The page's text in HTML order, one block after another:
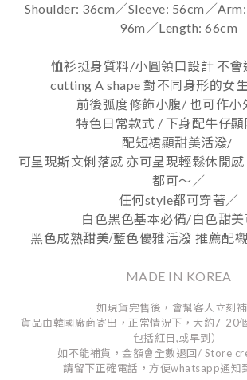
Shoulder: 36cm／Sleeve: 56cm／
96m／Length: 66cm
恤衫挺身質料/小圓領口設計 不會
cutting A shape 對不同身形的女
前後弧度修飾小腹/ 也可作小
特色日常款式 / 下身配牛仔
配短裙顯甜美活潑/
可呈現斯文俐落感 亦可呈現輕鬆休閒
都可～／
任何style都可穿著／
白色黑色基本必備/白色甜
黑色成熟甜美/藍色優雅活潑 推薦配
MADE IN KOREA
如現貨完售後，會幫客人立刻
貨品由韓國廠商寄出，正常情況下，大約7-20
包括紅日,或早到）
如不能補貨，金額會全數退回/ Store
請留下正確電話，方便whatsapp通知